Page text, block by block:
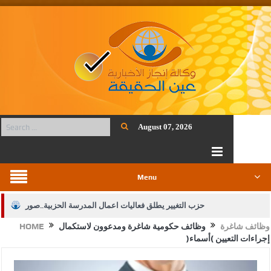
August 07, 2026
Menu
حزب التغيير يطلق فعاليات اعمال المدرسة الحزبية..صور
الجيش يفتح باب التجنيد لحملة البكالوريوس في الحقوق والقانون
HOME وظائف شاغرة
وظائف حكومية شاغرة ومدعوون لاستكمال
إجراءات التعيين (أسماء)